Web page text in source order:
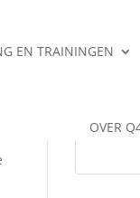
EN TRAININGEN
OVER
Search